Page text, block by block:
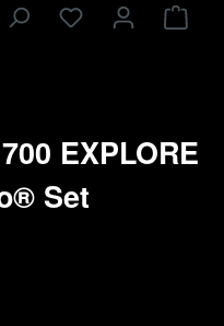
EXPLORE
Set